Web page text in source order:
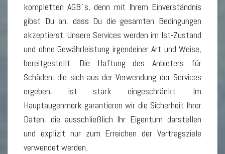
kompletten AGB´s, denn mit Ihrem Einverständnis
gibst Du an, dass Du die gesamten Bedingungen
akzeptierst. Unsere Services werden im Ist-Zustand
und ohne Gewährleistung irgendeiner Art und Weise,
bereitgestellt. Die Haftung des Anbieters für
Schäden, die sich aus der Verwendung der Services
ergeben, ist stark eingeschränkt. Im
Hauptaugenmerk garantieren wir die Sicherheit Ihrer
Daten, die ausschließlich Ihr Eigentum darstellen
und explizit nur zum Erreichen der Vertragsziele
verwendet werden.